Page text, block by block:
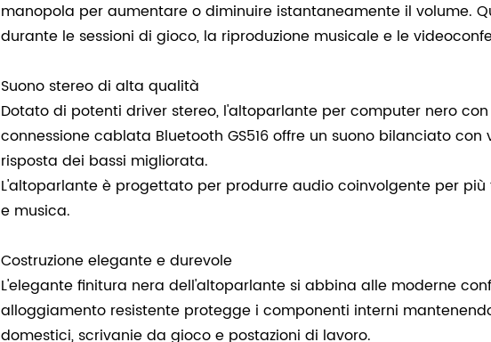
manopola per aumentare o diminuire istantaneamente il volume.
durante le sessioni di gioco, la riproduzione musicale e le
Suono stereo di alta qualità
Dotato di potenti driver stereo, l'altoparlante per computer nero
connessione cablata Bluetooth GS516 offre un suono bilanciato
risposta dei bassi migliorata.
L'altoparlante è progettato per produrre audio coinvolgente per
e musica.
Costruzione elegante e durevole
L'elegante finitura nera dell'altoparlante si abbina alle moderne
alloggiamento resistente protegge i componenti interni
domestici, scrivanie da gioco e postazioni di lavoro.